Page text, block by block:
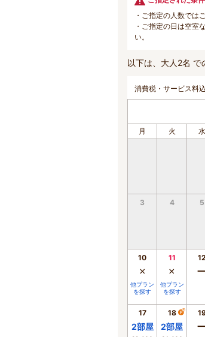
・ご指定の人数では
・ご指定の日は空室
い。
以下は、大人2名 で
消費税・サービス料
月 火 水
3 4 5
10
×
他プラン
を探す
11
×
他プラン
を探す
12
17
2部屋
18
2部屋